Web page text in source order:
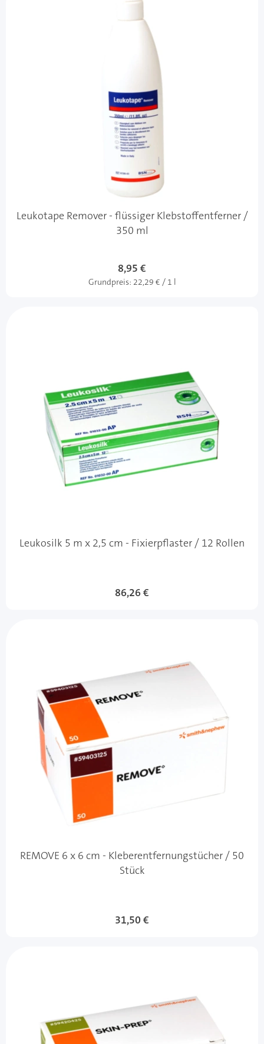
Leukotape Remover - flüssiger Klebstoffentferner /
350 ml
8,95 €
Grundpreis: 22,29 € / 1 l
Leukosilk 5 m x 2,5 cm - Fixierpflaster / 12 Rollen
86,26 €
REMOVE 6 x 6 cm - Kleberentfernungstücher / 50
Stück
31,50 €